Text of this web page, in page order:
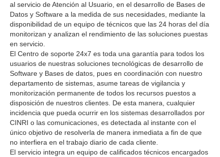
al servicio de Atención al Usuario, en el desarrollo de Bases de
Datos y Software a la medida de sus necesidades, mediante la
disponibilidad de un equipo de técnicos que las 24 horas del día
monitorizan y analizan el rendimiento de las soluciones puestas
en servicio.
El Centro de soporte 24x7 es toda una garantía para todos los
usuarios de nuestras soluciones tecnológicas de desarrollo de
Software y Bases de datos, pues en coordinación con nuestro
departamento de sistemas, asume tareas de vigilancia y
monitorización permanente de todos los recursos puestos a
disposición de nuestros clientes. De esta manera, cualquier
incidencia que pueda ocurrir en los sistemas desarrollados por
CINRI o las comunicaciones, es detectada al instante con el
único objetivo de resolverla de manera inmediata a fin de que
no interfiera en el trabajo diario de cada cliente.
El servicio integra un equipo de calificados técnicos encargados